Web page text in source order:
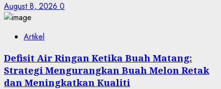
August 8, 2026 0
Artikel
Defisit Air Ringan Ketika Buah Matang:
Strategi Mengurangkan Buah Melon Retak
dan Meningkatkan Kualiti